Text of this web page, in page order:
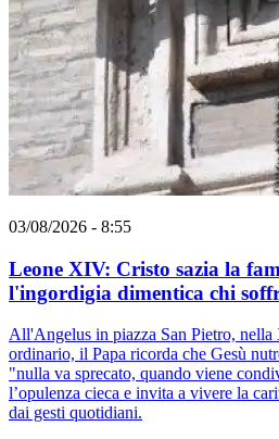
03/08/2026 - 8:55
Leone XIV: Cristo sazia la
l'ingordigia dimentica chi
All'Angelus in piazza San Pietro,
ordinario, il Papa ricorda che Gesù
"nulla va sprecato, quando viene
l’opulenza cieca e invita a vivere la
dai gesti quotidiani.